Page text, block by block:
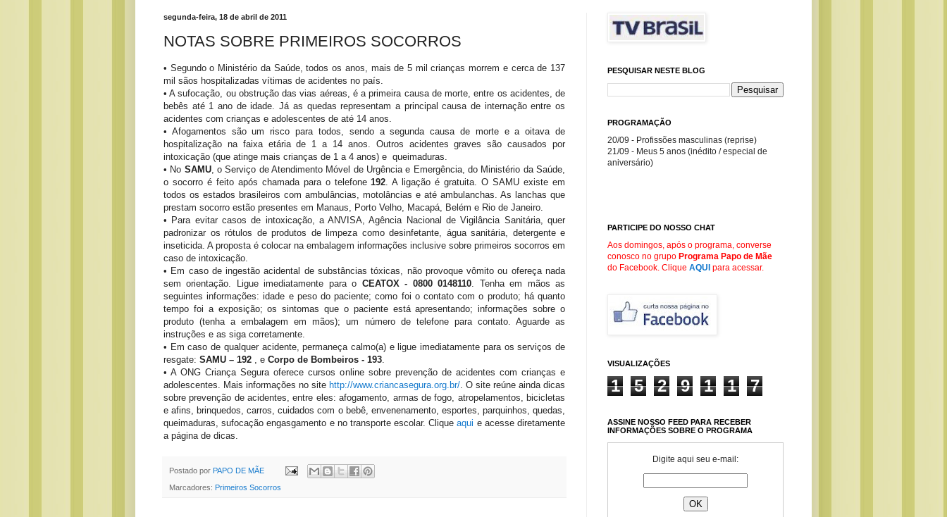
segunda-feira, 18 de abril de 2011
NOTAS SOBRE PRIMEIROS SOCORROS
• Segundo o Ministério da Saúde, todos os anos, mais de 5 mil crianças morrem e cerca de 137
mil sãos hospitalizadas vítimas de acidentes no país.
• A sufocação, ou obstrução das vias aéreas, é a primeira causa de morte, entre os acidentes, de
bebês até 1 ano de idade. Já as quedas representam a principal causa de internação entre os
acidentes com crianças e adolescentes de até 14 anos.
• Afogamentos são um risco para todos, sendo a segunda causa de morte e a oitava de
hospitalização na faixa etária de 1 a 14 anos. Outros acidentes graves são causados por
intoxicação (que atinge mais crianças de 1 a 4 anos) e queimaduras.
• No SAMU, o Serviço de Atendimento Móvel de Urgência e Emergência, do Ministério da Saúde,
o socorro é feito após chamada para o telefone192. A ligação é gratuita. O SAMU existe em
todos os estados brasileiros com ambulâncias, motolâncias e até ambulanchas. As lanchas que
prestam socorro estão presentes em Manaus, Porto Velho, Macapá, Belém e Rio de Janeiro.
• Para evitar casos de intoxicação, a ANVISA, Agência Nacional de Vigilância Sanitária, quer
padronizar os rótulos de produtos de limpeza como desinfetante, água sanitária, detergente e
inseticida. A proposta é colocar na embalagem informações inclusive sobre primeiros socorros em
caso de intoxicação.
• Em caso de ingestão acidental de substâncias tóxicas, não provoque vômito ou ofereça nada
sem orientação. Ligue imediatamente para o CEATOX - 0800 0148110. Tenha em mãos as
seguintes informações: idade e peso do paciente; como foi o contato com o produto; há quanto
tempo foi a exposição; os sintomas que o paciente está apresentando; informações sobre o
produto (tenha a embalagem em mãos); um número de telefone para contato. Aguarde as
instruções e as siga corretamente.
• Em caso de qualquer acidente, permaneça calmo(a) e ligue imediatamente para os serviços de
resgate: SAMU – 192 , e Corpo de Bombeiros - 193.
• A ONG Criança Segura oferece cursos online sobre prevenção de acidentes com crianças e
adolescentes. Mais informações no site http://www.criancasegura.org.br/. O site reúne ainda dicas
sobre prevenção de acidentes, entre eles: afogamento, armas de fogo, atropelamentos, bicicletas
e afins, brinquedos, carros, cuidados com o bebê, envenenamento, esportes, parquinhos, quedas,
queimaduras, sufocação engasgamento e no transporte escolar. Cliqueaqui e acesse diretamente
a página de dicas.
Postado por PAPO DE MÃE
Marcadores: Primeiros Socorros
PESQUISAR NESTE BLOG
PROGRAMAÇÃO
20/09 - Profissões masculinas (reprise)
21/09 - Meus 5 anos (inédito / especial de
aniversário)
PARTICIPE DO NOSSO CHAT
Aos domingos, após o programa, converse
conosco no grupo Programa Papo de Mãe
do Facebook . Clique AQUI para acessar.
VISUALIZAÇÕES
1 5 2 9 1 1 7
ASSINE NOSSO FEED PARA RECEBER
INFORMAÇÕES SOBRE O PROGRAMA
Digite aqui seu e-mail: